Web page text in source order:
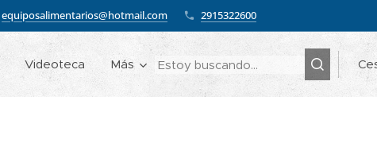
equiposalimentarios@hotmail.com 2915322600
Videoteca Más